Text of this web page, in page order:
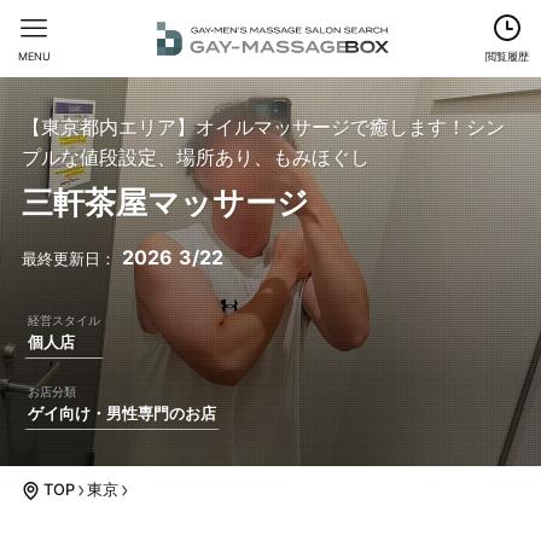
閲覧履歴
MENU
【東京都内エリア】オイルマッサージで癒します！シン
プルな値段設定、場所あり、もみほぐし
三軒茶屋マッサージ
2026 3/22
個人店
ゲイ向け・男性専門のお店
TOP 東京